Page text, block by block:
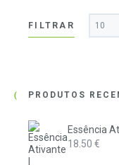
Preço
mínimo
FILTRAR
PRODUTOS
Essência
18.50 €